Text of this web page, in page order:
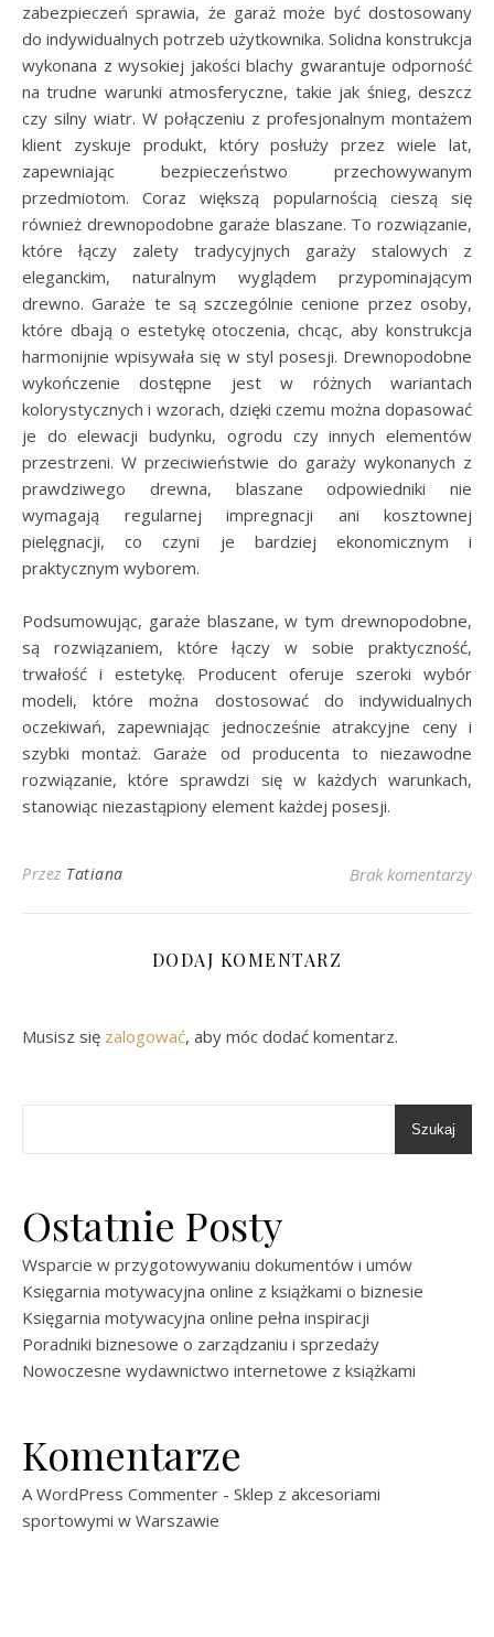
zabezpieczeń sprawia, że garaż może być dostosowany
do indywidualnych potrzeb użytkownika. Solidna konstrukcja
wykonana z wysokiej jakości blachy gwarantuje odporność
na trudne warunki atmosferyczne, takie jak śnieg, deszcz
czy silny wiatr. W połączeniu z profesjonalnym montażem
klient zyskuje produkt, który posłuży przez wiele lat,
zapewniając bezpieczeństwo przechowywanym
przedmiotom. Coraz większą popularnością cieszą się
również drewnopodobne garaże blaszane. To rozwiązanie,
które łączy zalety tradycyjnych garaży stalowych z
eleganckim, naturalnym wyglądem przypominającym
drewno. Garaże te są szczególnie cenione przez osoby,
które dbają o estetykę otoczenia, chcąc, aby konstrukcja
harmonijnie wpisywała się w styl posesji. Drewnopodobne
wykończenie dostępne jest w różnych wariantach
kolorystycznych i wzorach, dzięki czemu można dopasować
je do elewacji budynku, ogrodu czy innych elementów
przestrzeni. W przeciwieństwie do garaży wykonanych z
prawdziwego drewna, blaszane odpowiedniki nie
wymagają regularnej impregnacji ani kosztownej
pielęgnacji, co czyni je bardziej ekonomicznym i
praktycznym wyborem.
Podsumowując, garaże blaszane, w tym drewnopodobne,
są rozwiązaniem, które łączy w sobie praktyczność,
trwałość i estetykę. Producent oferuje szeroki wybór
modeli, które można dostosować do indywidualnych
oczekiwań, zapewniając jednocześnie atrakcyjne ceny i
szybki montaż. Garaże od producenta to niezawodne
rozwiązanie, które sprawdzi się w każdych warunkach,
stanowiąc niezastąpiony element każdej posesji.
Przez Tatiana Brak komentarzy
DODAJ KOMENTARZ
Musisz się zalogować, aby móc dodać komentarz.
Szukaj
Ostatnie Posty
Wsparcie w przygotowywaniu dokumentów i umów
Księgarnia motywacyjna online z książkami o biznesie
Księgarnia motywacyjna online pełna inspiracji
Poradniki biznesowe o zarządzaniu i sprzedaży
Nowoczesne wydawnictwo internetowe z książkami
Komentarze
A WordPress Commenter - Sklep z akcesoriami
sportowymi w Warszawie